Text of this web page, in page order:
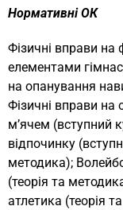
Нормативні ОК
Фізичні вправи на
елементами
на опанування
Фізичні вправи
м’ячем (вступний
відпочинку
методика);
(теорія та
атлетика (теорія